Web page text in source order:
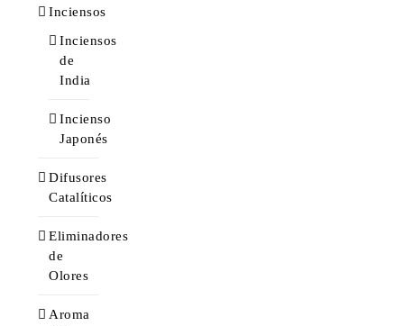
Inciensos
Inciensos
de
India
Incienso
Japonés
Difusores
Catalíticos
Eliminadores
de
Olores
Aroma